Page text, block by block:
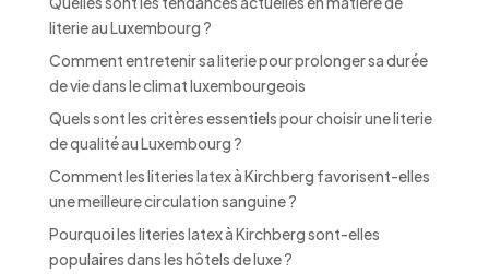
e
:
literie au Luxembourg ?
Comment entretenir sa literie pour prolonger sa durée
de vie dans le climat luxembourgeois
Quels sont les critères essentiels pour choisir une literie
de qualité au Luxembourg ?
Comment les literies latex à Kirchberg favorisent-elles
une meilleure circulation sanguine ?
Pourquoi les literies latex à Kirchberg sont-elles
populaires dans les hôtels de luxe ?